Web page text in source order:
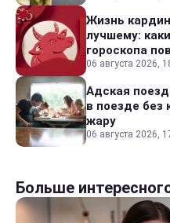
Жизнь
лучшему:
гороскопа
06 августа 2026,
Адская
в поезде без
жару
06 августа 2026,
Больше